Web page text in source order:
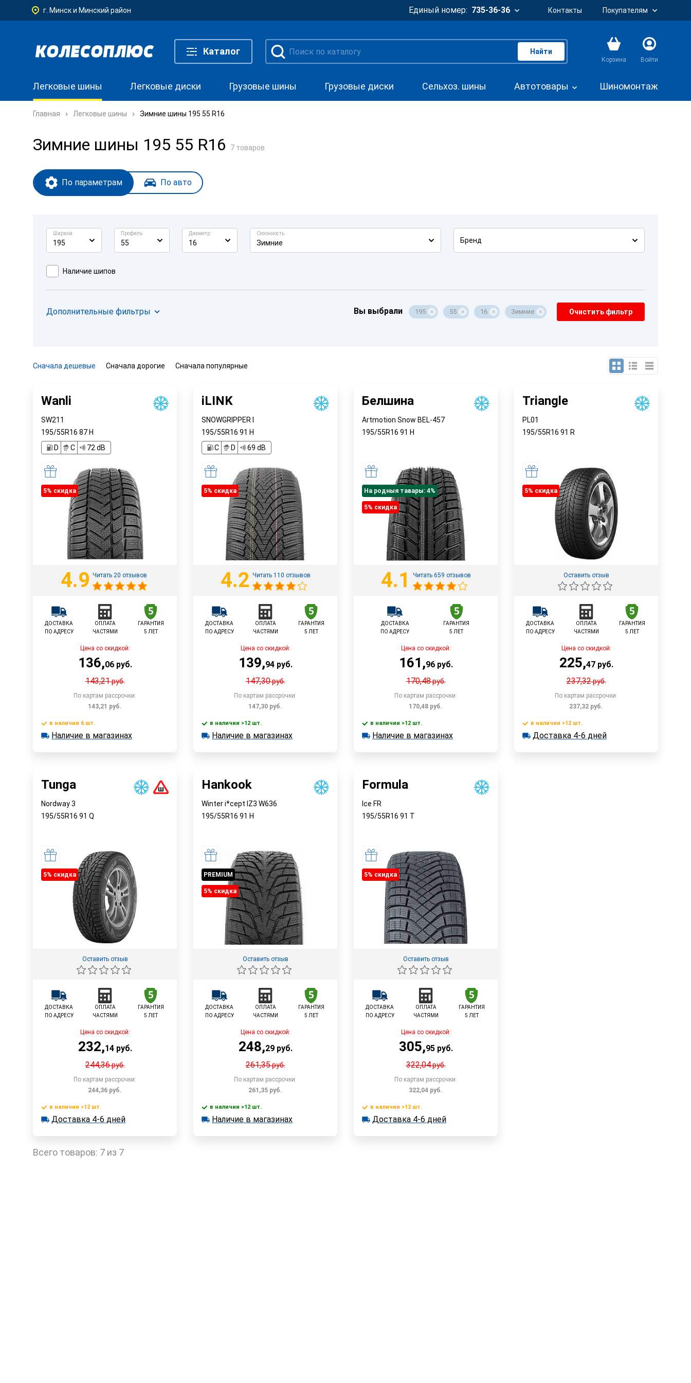
г. Минск и Минский район Единый номер: 735-36-36 Контакты Покупателям
Каталог Найти
Корзина Войти
Легковые шины Легковые диски Грузовые шины Грузовые диски Сельхоз. шины Автотовары Шиномонтаж
Главная Легковые шины Зимние шины 195 55 R16
Зимние шины 195 55 R16 7 товаров
По параметрам По авто
Ширина
195
Профиль
55
Диаметр
16
Сезонность
Зимние Бренд
Наличие шипов
Дополнительные фильтры Вы выбрали 195 55 16 Зимние Очистить фильтр
Сначала дешевые Сначала дорогие Сначала популярные
Wanli
SW211
195/55R16 87 H
D
C 72 dB
5% cкидка
4.9 Читать 20 отзывов
ДОСТАВКА
ПО АДРЕСУ
ОПЛАТА
ЧАСТЯМИ
ГАРАНТИЯ
5 ЛЕТ
Цена со скидкой:
136,06руб.
143,21руб.
По картам рассрочки:
143,21 руб.
В корзину
в наличии 6 шт.
в наличии 6 шт.
Наличие в магазинах
iLINK
SNOWGRIPPER I
195/55R16 91 H
C
D 69 dB
5% cкидка
4.2 Читать 110 отзывов
ДОСТАВКА
ПО АДРЕСУ
ОПЛАТА
ЧАСТЯМИ
ГАРАНТИЯ
5 ЛЕТ
Цена со скидкой:
139,94руб.
147,30руб.
По картам рассрочки:
147,30 руб.
В корзину
в наличии >12 шт.
в наличии >12 шт.
Наличие в магазинах
Белшина
Artmotion Snow BEL-457
195/55R16 91 H
На родныя тавары: 4%
5% cкидка
4.1 Читать 659 отзывов
ДОСТАВКА
ПО АДРЕСУ
ГАРАНТИЯ
5 ЛЕТ
Цена со скидкой:
161 ,96руб.
170,48руб.
По картам рассрочки:
170,48 руб.
В корзину
в наличии >12 шт.
в наличии >12 шт.
Наличие в магазинах
Triangle
PL01
195/55R16 91 R
5% cкидка
Оставить отзыв
ДОСТАВКА
ПО АДРЕСУ
ОПЛАТА
ЧАСТЯМИ
ГАРАНТИЯ
5 ЛЕТ
Цена со скидкой:
225,47руб.
237,32руб.
По картам рассрочки:
237,32 руб.
В корзину
в наличии >12 шт.
в наличии >12 шт.
Доставка 4-6 дней
Tunga
Nordway 3
195/55R16 91 Q
5% cкидка
Оставить отзыв
ДОСТАВКА
ПО АДРЕСУ
ОПЛАТА
ЧАСТЯМИ
ГАРАНТИЯ
5 ЛЕТ
Цена со скидкой:
232,14руб.
244,36руб.
По картам рассрочки:
244,36 руб.
В корзину
Быстрый заказ
в наличии >12 шт.
в наличии >12 шт.
Доставка 4-6 дней
Hankook
Winter i*cept IZ3 W636
195/55R16 91 H
PREMIUM
5% cкидка
Оставить отзыв
ДОСТАВКА
ПО АДРЕСУ
ОПЛАТА
ЧАСТЯМИ
ГАРАНТИЯ
5 ЛЕТ
Цена со скидкой:
248,29руб.
261,35руб.
По картам рассрочки:
261,35 руб.
В корзину
в наличии >12 шт.
в наличии >12 шт.
Наличие в магазинах
Formula
Ice FR
195/55R16 91 T
5% cкидка
Оставить отзыв
ДОСТАВКА
ПО АДРЕСУ
ОПЛАТА
ЧАСТЯМИ
ГАРАНТИЯ
5 ЛЕТ
Цена со скидкой:
305,95руб.
322,04руб.
По картам рассрочки:
322,04 руб.
В корзину
в наличии >12 шт.
в наличии >12 шт.
Доставка 4-6 дней
Всего товаров: 7 из 7